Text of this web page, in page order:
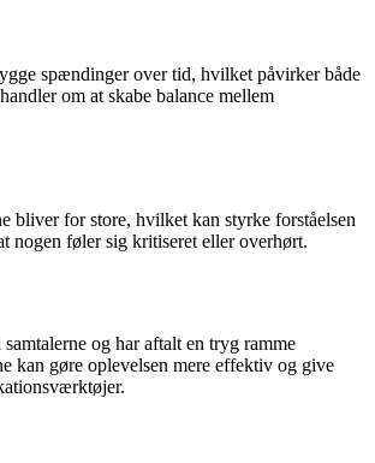
spændinger over tid, hvilket påvirker både
om at skabe balance mellem
bliver for store, hvilket kan styrke forståelsen
nogen føler sig kritiseret eller overhørt.
og har aftalt en tryg ramme
kan gøre oplevelsen mere effektiv og give